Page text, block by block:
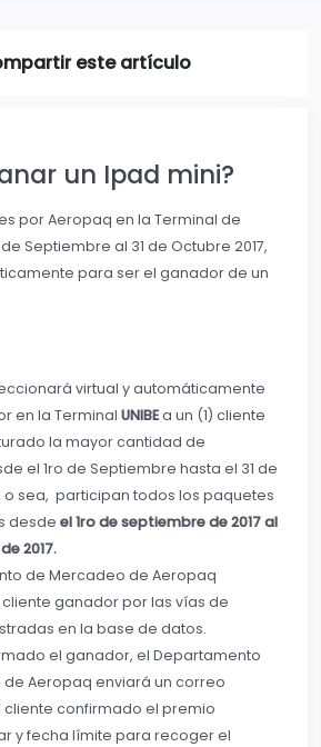
este artículo
un Ipad mini?
por Aeropaq en la Terminal de
de Septiembre al 31 de Octubre 2017,
para ser el ganador de un
virtual y automáticamente
en la Terminal UNIBEa un (1) cliente
la mayor cantidad de
el 1ro de Septiembre hasta el 31 de
o sea, participan todos los paquetes
desde el 1ro de septiembre de 2017 al
2017.
de Mercadeo de Aeropaq
ganador por las vías de
en la base de datos.
el ganador, el Departamento
Aeropaq enviará un correo
confirmado el premio
y fecha límite para recoger el